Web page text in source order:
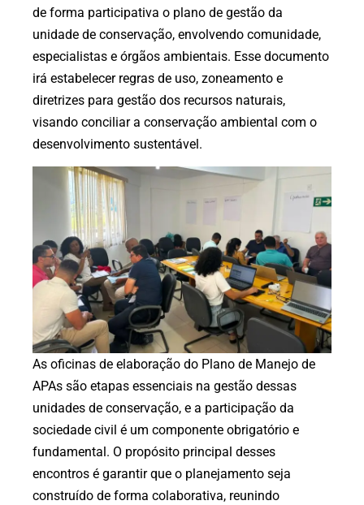
de forma participativa o plano de gestão da
unidade de conservação, envolvendo comunidade,
especialistas e órgãos ambientais. Esse documento
irá estabelecer regras de uso, zoneamento e
diretrizes para gestão dos recursos naturais,
visando conciliar a conservação ambiental com o
desenvolvimento sustentável.
As oficinas de elaboração do Plano de Manejo de
APAs são etapas essenciais na gestão dessas
unidades de conservação, e a participação da
sociedade civil é um componente obrigatório e
fundamental. O propósito principal desses
encontros é garantir que o planejamento seja
construído de forma colaborativa, reunindo